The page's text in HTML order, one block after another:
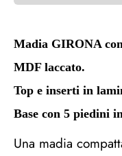
Madia GIRONA
MDF laccato.
Top e inserti in
Base con 5 piedini
Una madia